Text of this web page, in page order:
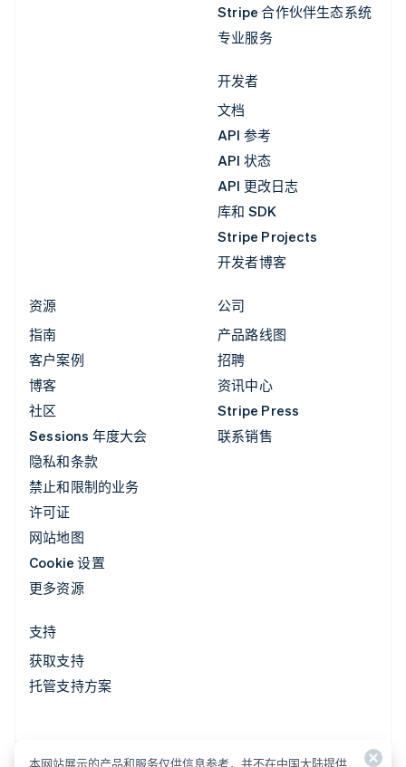
Stripe 合作伙伴生态系统
专业服务
开发者
文档
API 参考
API 状态
API 更改日志
库和 SDK
Stripe Projects
开发者博客
资源
指南
客户案例
博客
社区
Sessions 年度大会
隐私和条款
禁止和限制的业务
许可证
网站地图
Cookie 设置
更多资源
公司
产品路线图
招聘
资讯中心
Stripe Press
联系销售
支持
获取支持
托管支持方案
本网站展示的产品和服务仅供信息参考，并不在中国大陆提供